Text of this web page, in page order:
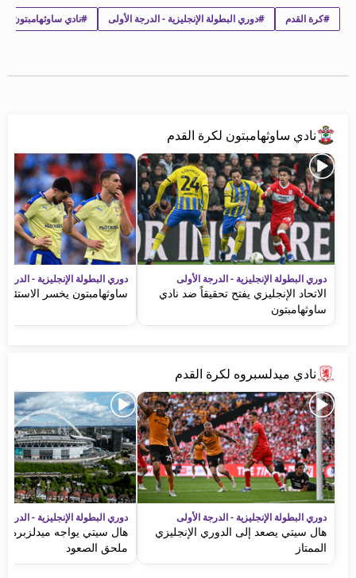
#كرة القدم #دوري البطولة الإنجليزية - الدرجة الأولى #نادي ساوثهامبتون
نادي ساوثهامبتون لكرة القدم
دوري البطولة الإنجليزية - الدرجة الأولى
الاتحاد الإنجليزي يفتح تحقيقاً ضد نادي
ساوثهامبتون
دوري البطولة الإنجليزية - الدرجة
ساوثهامبتون يخسر
نادي ميدلسبروه لكرة القدم
دوري البطولة الإنجليزية - الدرجة الأولى
هال سيتي يصعد إلى الدوري الإنجليزي
الممتاز
دوري البطولة الإنجليزية - الدرجة
هال سيتي يواجه ميدلزبره
ملحق الصعود